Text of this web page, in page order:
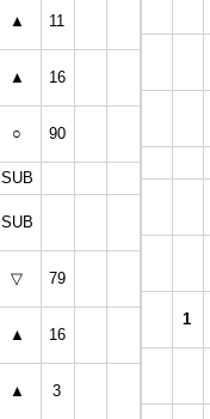
▲ 11
▲ 16
○ 90
SUB
SUB
▽ 79
▲ 16
▲ 3
1